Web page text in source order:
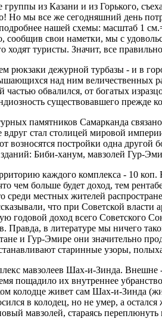
из Казани и из Горького,
Но мы все же сегодняшний день
нашей схемы: масштаб 1
сообщив свои наметки, мы с
ходят туристы. Значит, все
рюкзаки дежурной турбазы - и в
над ним величественных
частью обвалился, от богатых
существовавшего прежде
памятников Самарканда
вдруг стал столицей мировой
возносятся постройки одна
Биби-ханум, мавзолей Гур-
каждого комплекса - 10
чем больше будет доход, тем
среди местных жителей
что при Советской власти
доход всего Советского
Правда, в литературе мы ничего
и Гур-Эмире они значительно
старинные узоры,
мавзолеев Шах-и-Зинда.
пощадило их внутреннее
колодце живет сам Шах-и-Зинда
в колодец, но не умер, а
мавзолей, стараясь